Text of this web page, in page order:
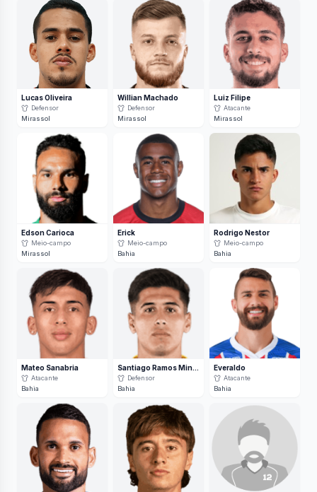
Lucas Oliveira
Defensor
Mirassol
Willian Machado
Defensor
Mirassol
Luiz Filipe
Atacante
Mirassol
Edson Carioca
Meio-campo
Mirassol
Erick
Meio-campo
Bahia
Rodrigo Nestor
Meio-campo
Bahia
Mateo Sanabria
Atacante
Bahia
Santiago Ramos Mingo
Defensor
Bahia
Everaldo
Atacante
Bahia